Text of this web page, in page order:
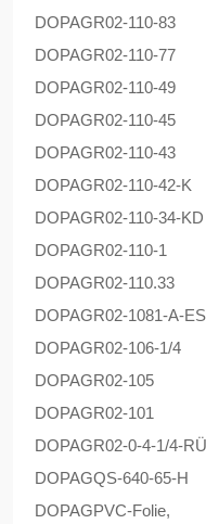
DOPAGR02-110-83
DOPAGR02-110-77
DOPAGR02-110-49
DOPAGR02-110-45
DOPAGR02-110-43
DOPAGR02-110-42-K
DOPAGR02-110-34-KD
DOPAGR02-110-1
DOPAGR02-110.33
DOPAGR02-1081-A-
DOPAGR02-106-1/4
DOPAGR02-105
DOPAGR02-101
DOPAGR02-0-4-1/4-
DOPAGQS-640-65-H
DOPAGPVC-Folie,